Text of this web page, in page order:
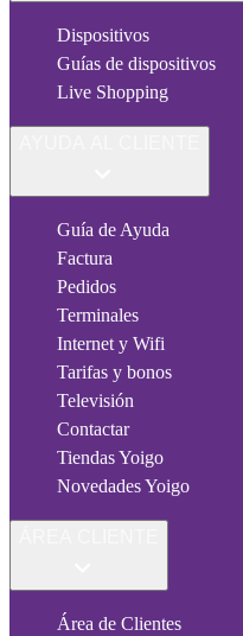
Dispositivos
Guías de dispositivos
Live Shopping
Guía de Ayuda
Factura
Pedidos
Terminales
Internet y Wifi
Tarifas y bonos
Televisión
Contactar
Tiendas Yoigo
Novedades Yoigo
Área de Clientes